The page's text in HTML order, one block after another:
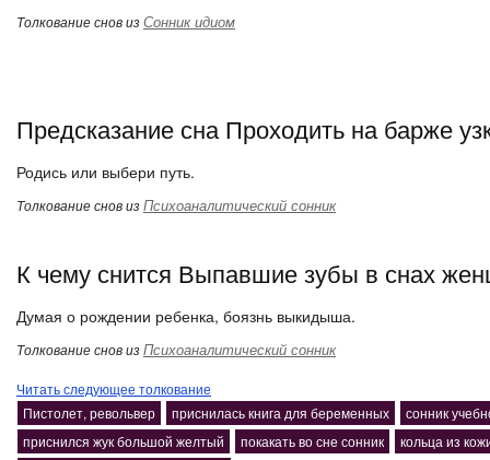
Толкование снов изСонник идиом
Предсказание сна Проходить на барже
Родись или выбери путь.
Толкование снов изПсихоаналитический сонник
К чему снится Выпавшие зубы в снах
Думая о рождении ребенка, боязнь выкидыша.
Толкование снов изПсихоаналитический сонник
Читать следующее толкование
Пистолет, револьвер
приснилась книга для беременных
сонник
приснился жук большой желтый
покакать во сне сонник
кольца из